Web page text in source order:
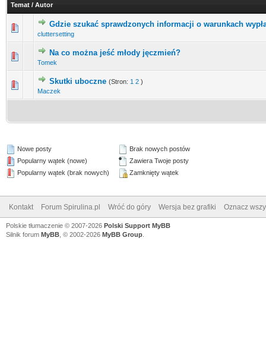
Temat / Autor
Gdzie szukać sprawdzonych informacji o warunkach
cluttersetting
0 głosów - średnia ocena: 0 na 5 gwiazdek
12345
Na co można jeść młody jęczmień?
Tomek
0 głosów - średnia ocena: 0 na 5 gwiazdek
123 45
Skutki uboczne (Stron: 1 2 )
Maczek
0 głosów - średnia ocena: 0 na 5 gwiazdek
1234
Nowe posty
Popularny wątek (nowe)
Popularny wątek (brak nowych)
Brak nowych postów
Zawiera Twoje posty
Zamknięty wątek
Kontakt Forum Spirulina.pl Wróć do góry Wersja bez grafiki Oznacz
Polskie tłumaczenie © 2007-2026 Polski Support MyBB
Silnik forum MyBB , © 2002-2026 MyBB Group